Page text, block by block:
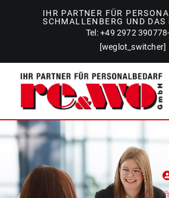
IHR PARTNER FÜR
SCHMALLENBERG UND DAS
Tel: +49 2972
[weglot_switcher]
Personaldienstleistungen
Stellenangebote